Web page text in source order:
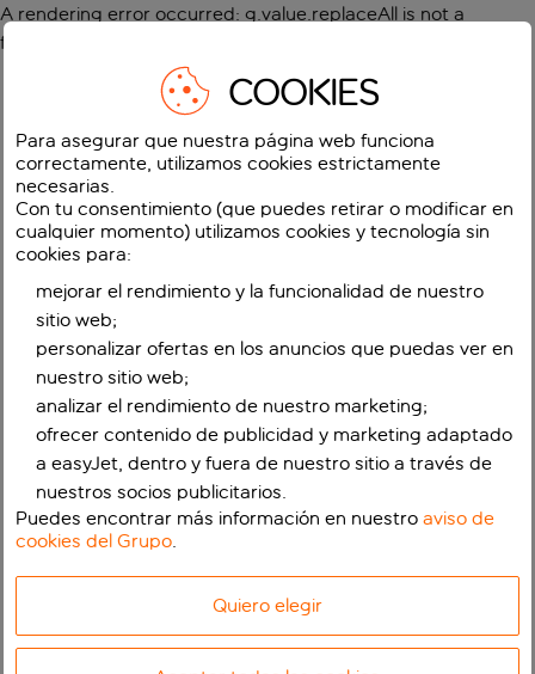
A rendering error occurred: g.value.replaceAll is not a
function
COOKIES
Para asegurar que nuestra página web funciona
correctamente, utilizamos cookies estrictamente
necesarias.
Con tu consentimiento (que puedes retirar o modificar en
cualquier momento) utilizamos cookies y tecnología sin
cookies para:
mejorar el rendimiento y la funcionalidad de nuestro
sitio web;
personalizar ofertas en los anuncios que puedas ver en
nuestro sitio web;
analizar el rendimiento de nuestro marketing;
ofrecer contenido de publicidad y marketing adaptado
a easyJet, dentro y fuera de nuestro sitio a través de
nuestros socios publicitarios.
Puedes encontrar más información en nuestroaviso de
cookies del Grupo.
Quiero elegir